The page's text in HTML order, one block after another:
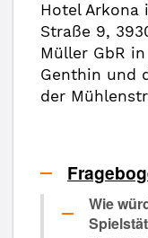
Hotel Arkona
Straße 9,
Müller GbR
Genthin und
der
Wie